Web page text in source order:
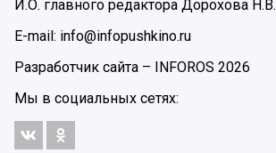
И.О. главного редактора Дорохова Н.В.
E-mail: info@infopushkino.ru
Разработчик сайта – INFOROS 2026
Мы в социальных сетях: